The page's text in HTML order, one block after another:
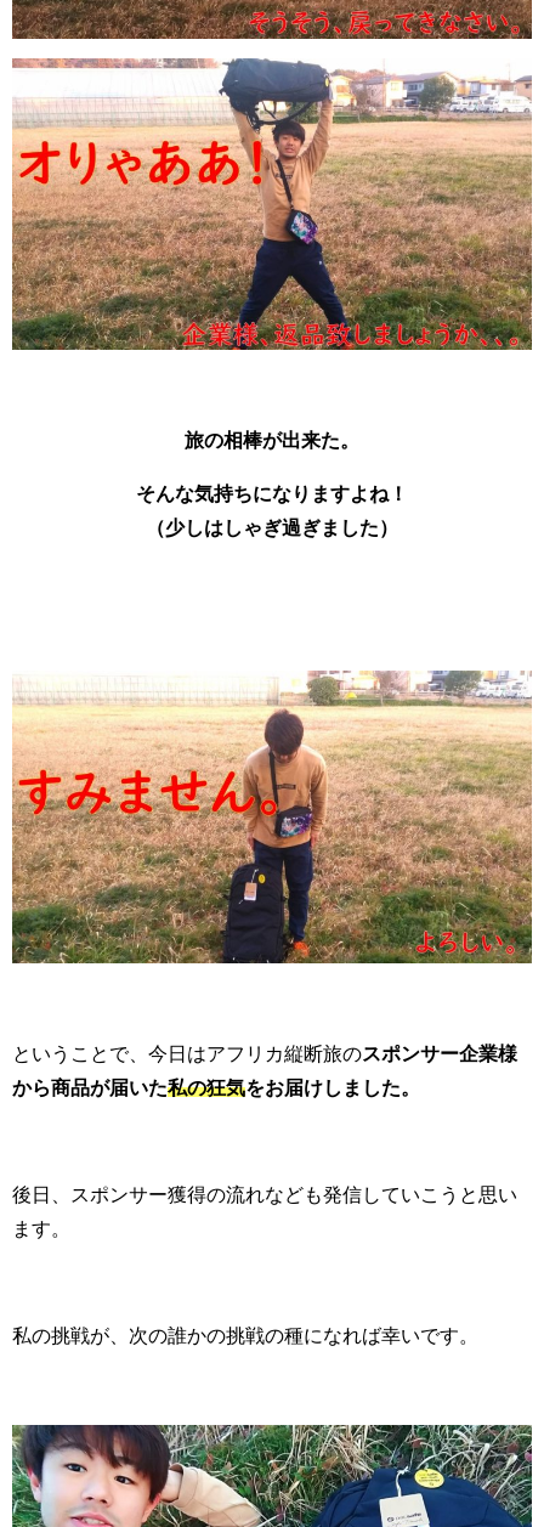
旅の相棒が出来た。
そんな気持ちになりますよね！
（少しはしゃぎ過ぎました）
ということで、今日はアフリカ縦断旅のスポンサー企業様
から商品が届いた私の狂気をお届けしました。
後日、スポンサー獲得の流れなども発信していこうと思い
ます。
私の挑戦が、次の誰かの挑戦の種になれば幸いです。